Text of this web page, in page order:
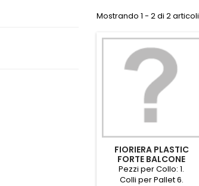
Mostrando 1 - 2 di 2 articoli
FIORIERA PLASTIC
FORTE BALCONE
C/SUPPORTO CM.40
Pezzi per Collo: 1.
Colli per Pallet 6.